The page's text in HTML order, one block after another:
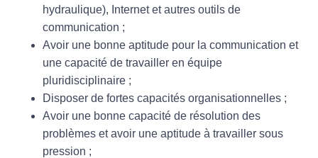
hydraulique), Internet et autres outils de
communication ;
Avoir une bonne aptitude pour la communication et
une capacité de travailler en équipe
pluridisciplinaire ;
Disposer de fortes capacités organisationnelles ;
Avoir une bonne capacité de résolution des
problèmes et avoir une aptitude à travailler sous
pression ;